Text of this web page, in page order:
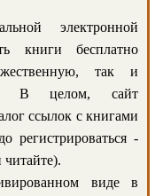
электронной
книги бесплатно
так и
В целом, сайт
ссылок с книгами
регистрироваться -
читайте).
виде в